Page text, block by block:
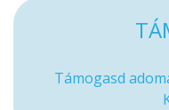
Támogasd